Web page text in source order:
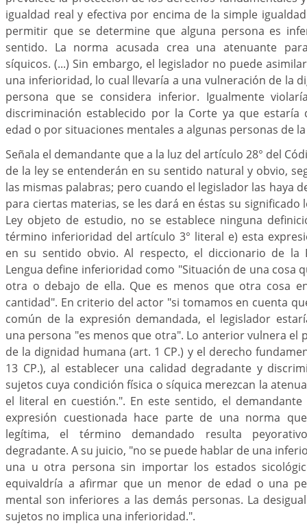
igualdad real y efectiva por encima de la simple
permitir que se determine que alguna persona es
sentido. La norma acusada crea una atenuante
síquicos. (...) Sin embargo, el legislador no puede
una inferioridad, lo cual llevaría a una vulneración de la
persona que se considera inferior. Igualmente
discriminación establecido por la Corte ya que
edad o por situaciones mentales a algunas personas de
Señala el demandante que a la luz del artículo 28° del
de la ley se entenderán en su sentido natural y obvio,
las mismas palabras; pero cuando el legislador las haya
para ciertas materias, se les dará en éstas su significado
Ley objeto de estudio, no se establece ninguna
término inferioridad del artículo 3° literal e) esta
en su sentido obvio. Al respecto, el diccionario de la
Lengua define inferioridad como "Situación de una cosa
otra o debajo de ella. Que es menos que otra cosa
cantidad". En criterio del actor "si tomamos en cuenta
común de la expresión demandada, el legislador
una persona "es menos que otra". Lo anterior vulnera el
de la dignidad humana (art. 1 CP.) y el derecho
13 CP.), al establecer una calidad degradante y
sujetos cuya condición física o síquica merezcan la
el literal en cuestión.". En este sentido, el
expresión cuestionada hace parte de una norma
legítima, el término demandado resulta
degradante. A su juicio, "no se puede hablar de una
una u otra persona sin importar los estados
equivaldría a afirmar que un menor de edad o una
mental son inferiores a las demás personas. La
sujetos no implica una inferioridad.".